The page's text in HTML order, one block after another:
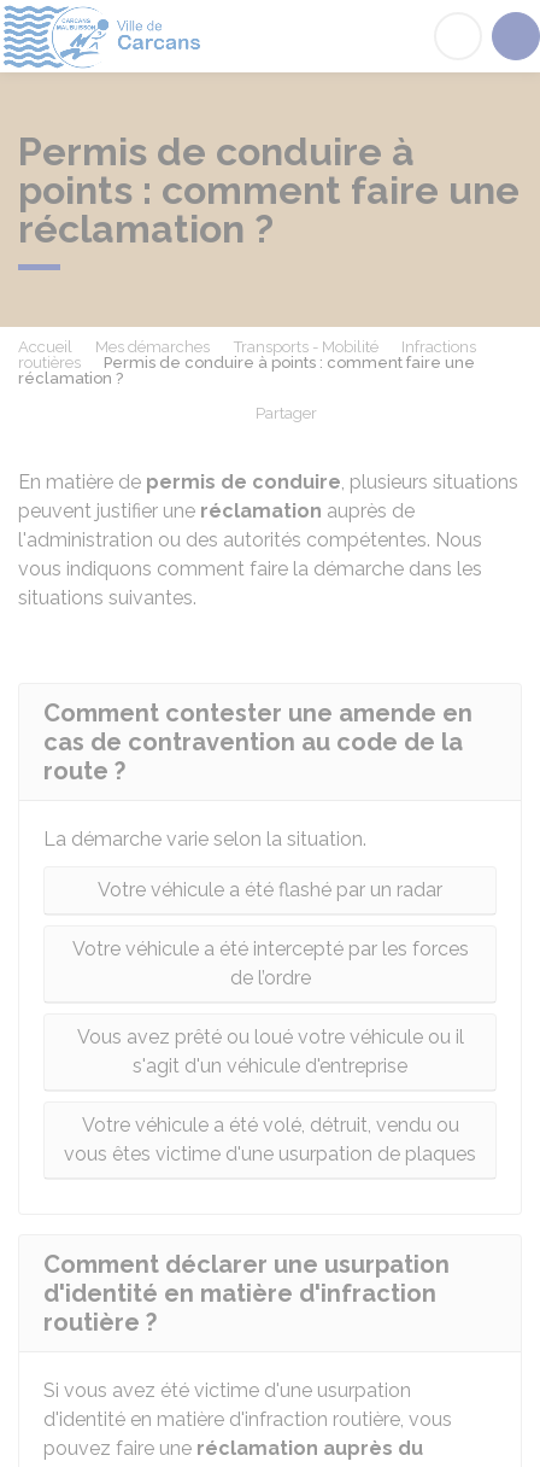
Permis de conduire à
points : comment faire une
réclamation ?
Accueil Mes démarches Transports - Mobilité
Infractions
routières
Permis de conduire à points : comment faire une
réclamation ?
Partager
En matière de permis de conduire, plusieurs situations
peuvent justifier une réclamation auprès de
l'administration ou des autorités compétentes. Nous
vous indiquons comment faire la démarche dans les
situations suivantes.
Comment contester une amende en
cas de contravention au code de la
route ?
La démarche varie selon la situation.
Votre véhicule a été flashé par un radar
Votre véhicule a été intercepté par les forces
de l’ordre
Vous avez prêté ou loué votre véhicule ou il
s'agit d'un véhicule d'entreprise
Votre véhicule a été volé, détruit, vendu ou
vous êtes victime d'une usurpation de plaques
Comment déclarer une usurpation
d'identité en matière d'infraction
routière ?
Si vous avez été victime d'une usurpation
d'identité en matière d'infraction routière, vous
pouvez faire une réclamation auprès du